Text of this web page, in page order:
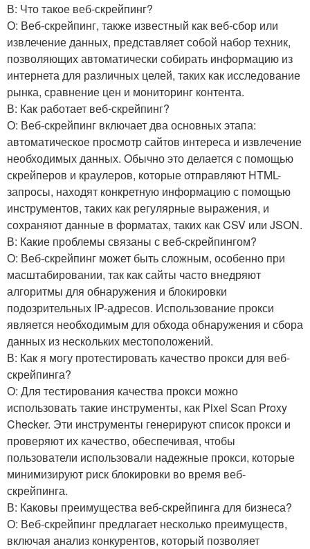
В: Что такое веб-скрейпинг?
О: Веб-скрейпинг, также известный как веб-сбор или
извлечение данных, представляет собой набор техник,
позволяющих автоматически собирать информацию из
интернета для различных целей, таких как исследование
рынка, сравнение цен и мониторинг контента.
В: Как работает веб-скрейпинг?
О: Веб-скрейпинг включает два основных этапа:
автоматическое просмотр сайтов интереса и извлечение
необходимых данных. Обычно это делается с помощью
скрейперов и краулеров, которые отправляют HTML-
запросы, находят конкретную информацию с помощью
инструментов, таких как регулярные выражения, и
сохраняют данные в форматах, таких как CSV или JSON.
В: Какие проблемы связаны с веб-скрейпингом?
О: Веб-скрейпинг может быть сложным, особенно при
масштабировании, так как сайты часто внедряют
алгоритмы для обнаружения и блокировки
подозрительных IP-адресов. Использование прокси
является необходимым для обхода обнаружения и сбора
данных из нескольких местоположений.
В: Как я могу протестировать качество прокси для веб-
скрейпинга?
О: Для тестирования качества прокси можно
использовать такие инструменты, как Pixel Scan Proxy
Checker. Эти инструменты генерируют список прокси и
проверяют их качество, обеспечивая, чтобы
пользователи использовали надежные прокси, которые
минимизируют риск блокировки во время веб-
скрейпинга.
В: Каковы преимущества веб-скрейпинга для бизнеса?
О: Веб-скрейпинг предлагает несколько преимуществ,
включая анализ конкурентов, который позволяет